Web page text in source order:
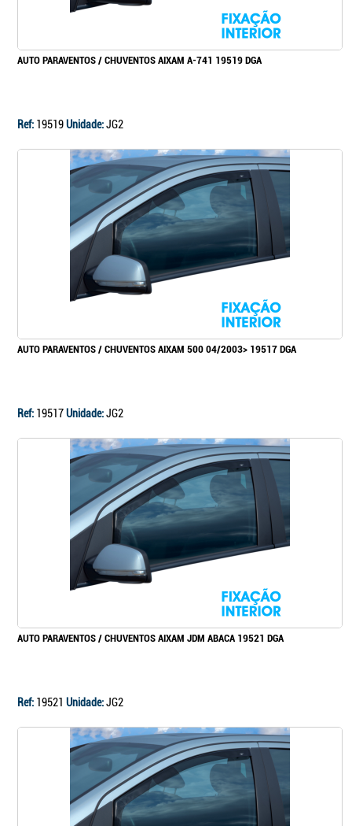
AUTO PARAVENTOS / CHUVENTOS AIXAM A-741 19519 DGA
Ref: 19519Unidade:JG2
AUTO PARAVENTOS / CHUVENTOS AIXAM 500 04/2003> 19517 DGA
Ref: 19517Unidade:JG2
AUTO PARAVENTOS / CHUVENTOS AIXAM JDM ABACA 19521 DGA
Ref: 19521 Unidade:JG2
Continuar a comprar